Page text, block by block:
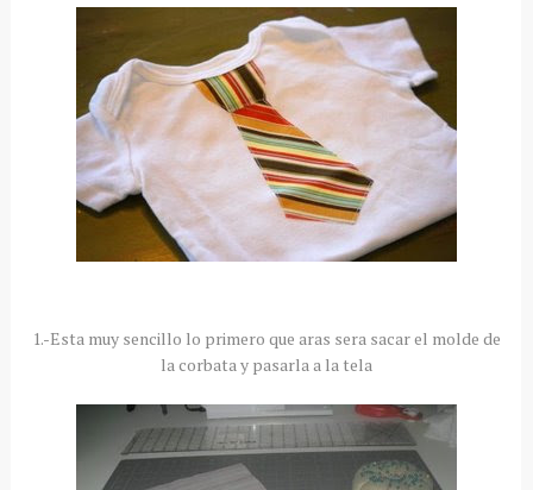
1.-Esta muy sencillo lo primero que aras sera sacar el molde de
la corbata y pasarla a la tela